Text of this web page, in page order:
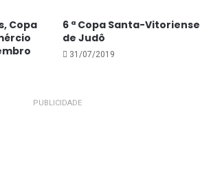
dos clubes, Kene Heuser
Copa
6 ª Copa Santa-Vitoriense
de Judô
31/07/2019
PUBLICIDADE